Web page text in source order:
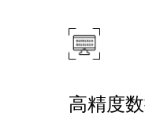
高精度